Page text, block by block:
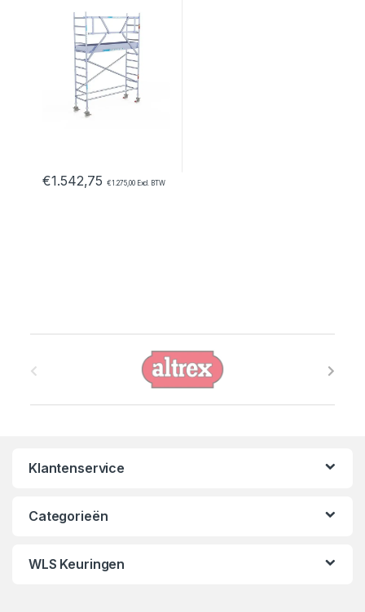
vloer tegen de gevel
€1.542,75 €1.275,00Excl. BTW
Klantenservice
Categorieën
WLS Keuringen